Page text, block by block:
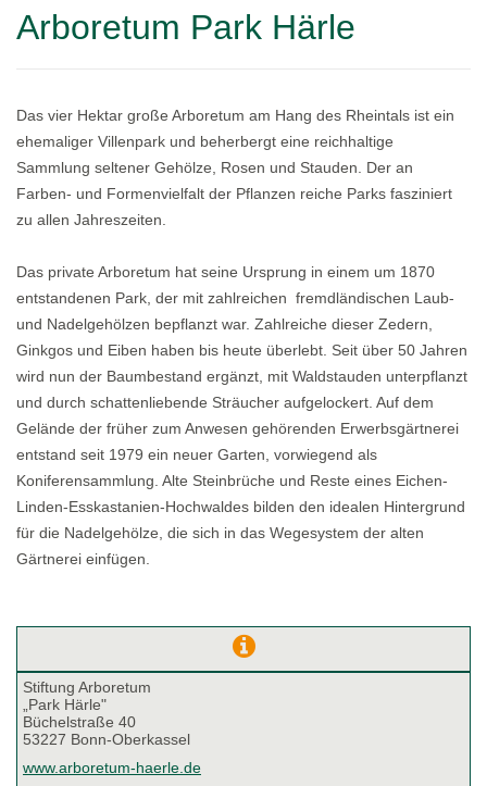
Arboretum Park Härle
Das vier Hektar große Arboretum am Hang des Rheintals ist ein
ehemaliger Villenpark und beherbergt eine reichhaltige
Sammlung seltener Gehölze, Rosen und Stauden. Der an
Farben- und Formenvielfalt der Pflanzen reiche Parks fasziniert
zu allen Jahreszeiten.
Das private Arboretum hat seine Ursprung in einem um 1870
entstandenen Park, der mit zahlreichen fremdländischen Laub-
und Nadelgehölzen bepflanzt war. Zahlreiche dieser Zedern,
Ginkgos und Eiben haben bis heute überlebt. Seit über 50 Jahren
wird nun der Baumbestand ergänzt, mit Waldstauden unterpflanzt
und durch schattenliebende Sträucher aufgelockert. Auf dem
Gelände der früher zum Anwesen gehörenden Erwerbsgärtnerei
entstand seit 1979 ein neuer Garten, vorwiegend als
Koniferensammlung. Alte Steinbrüche und Reste eines Eichen-
Linden-Esskastanien-Hochwaldes bilden den idealen Hintergrund
für die Nadelgehölze, die sich in das Wegesystem der alten
Gärtnerei einfügen.
Stiftung Arboretum
„Park Härle"
Büchelstraße 40
53227 Bonn-Oberkassel
www.arboretum-haerle.de